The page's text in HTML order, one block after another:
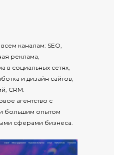
каналам: SEO,
реклама,
в социальных сетях,
и дизайн сайтов,
CRM.
агентство с
большим опытом
сферами бизнеса.